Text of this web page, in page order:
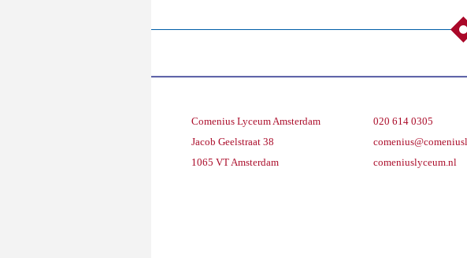
Comenius Lyceum Amsterdam
Jacob Geelstraat 38
1065 VT Amsterdam
020 614 0305
comeniuslyceum.nl